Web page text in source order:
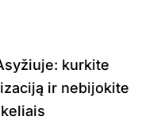
kurkite
ir nebijokite